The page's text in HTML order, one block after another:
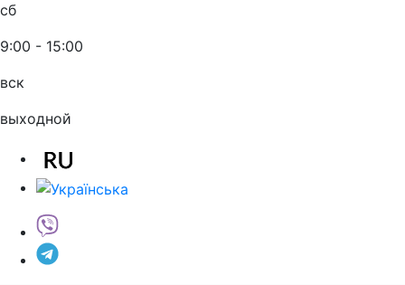
сб
9:00 - 15:00
вск
выходной